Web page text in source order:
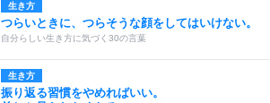
生き方
つらいときに、つらそうな顔をしてはいけない。
自分らしい生き方に気づく30の言葉
生き方
振り返る習慣をやめればいい。